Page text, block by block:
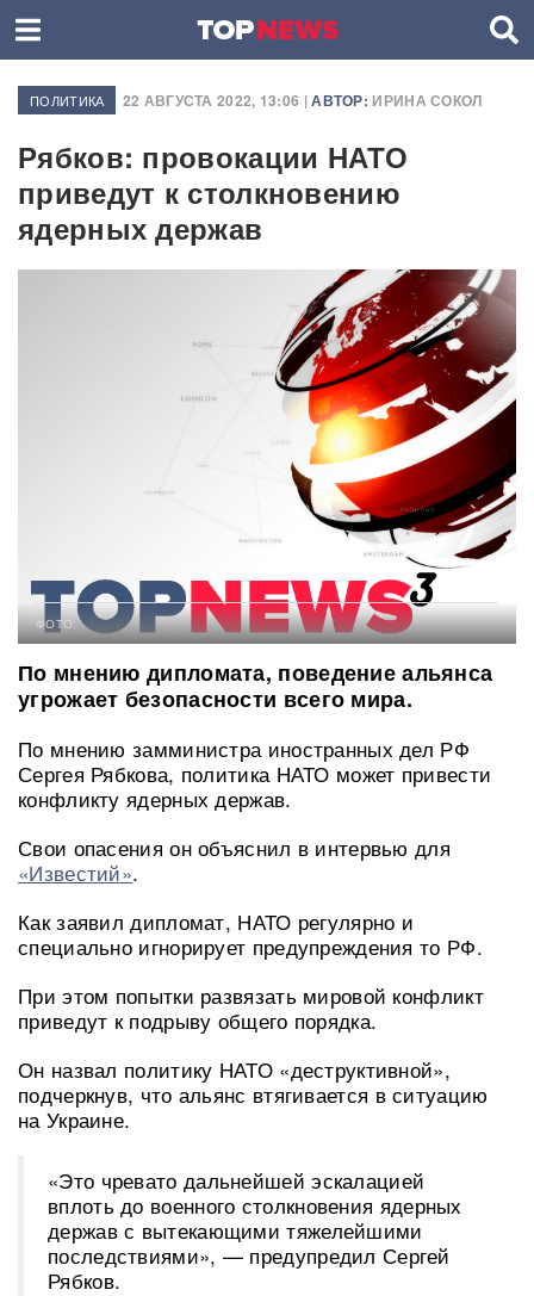
ПОЛИТИКА 22 АВГУСТА 2022, 13:06 |АВТОР: ИРИНА СОКОЛ
Рябков: провокации НАТО
приведут к столкновению
ядерных держав
ФОТО:
По мнению дипломата, поведение альянса
угрожает безопасности всего мира.
По мнению замминистра иностранных дел РФ
Сергея Рябкова, политика НАТО может привести
конфликту ядерных держав.
Свои опасения он объяснил в интервью для
«Известий».
Как заявил дипломат, НАТО регулярно и
специально игнорирует предупреждения то РФ.
При этом попытки развязать мировой конфликт
приведут к подрыву общего порядка.
Он назвал политику НАТО «деструктивной»,
подчеркнув, что альянс втягивается в ситуацию
на Украине.
«Это чревато дальнейшей эскалацией
вплоть до военного столкновения ядерных
держав с вытекающими тяжелейшими
последствиями», — предупредил Сергей
Рябков.